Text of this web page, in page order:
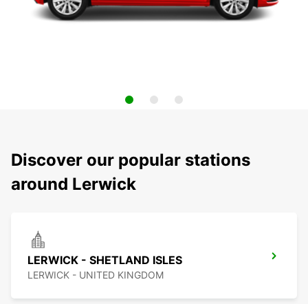
Discover our popular stations
around Lerwick
LERWICK - SHETLAND ISLES
LERWICK - UNITED KINGDOM